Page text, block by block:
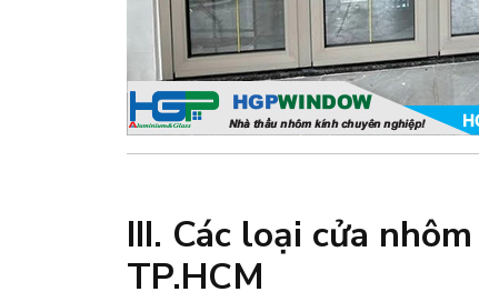
III. Các loại cửa
TP.HCM